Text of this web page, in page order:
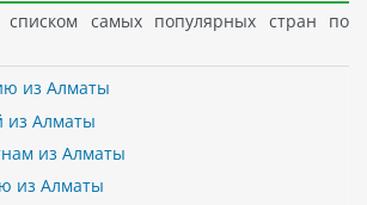
списком самых популярных стран по
из Алматы
из Алматы
из Алматы
из Алматы